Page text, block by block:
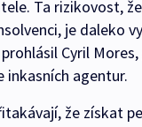
Ta rizikovost,
je daleko
Cyril
inkasních agentur.
že získat